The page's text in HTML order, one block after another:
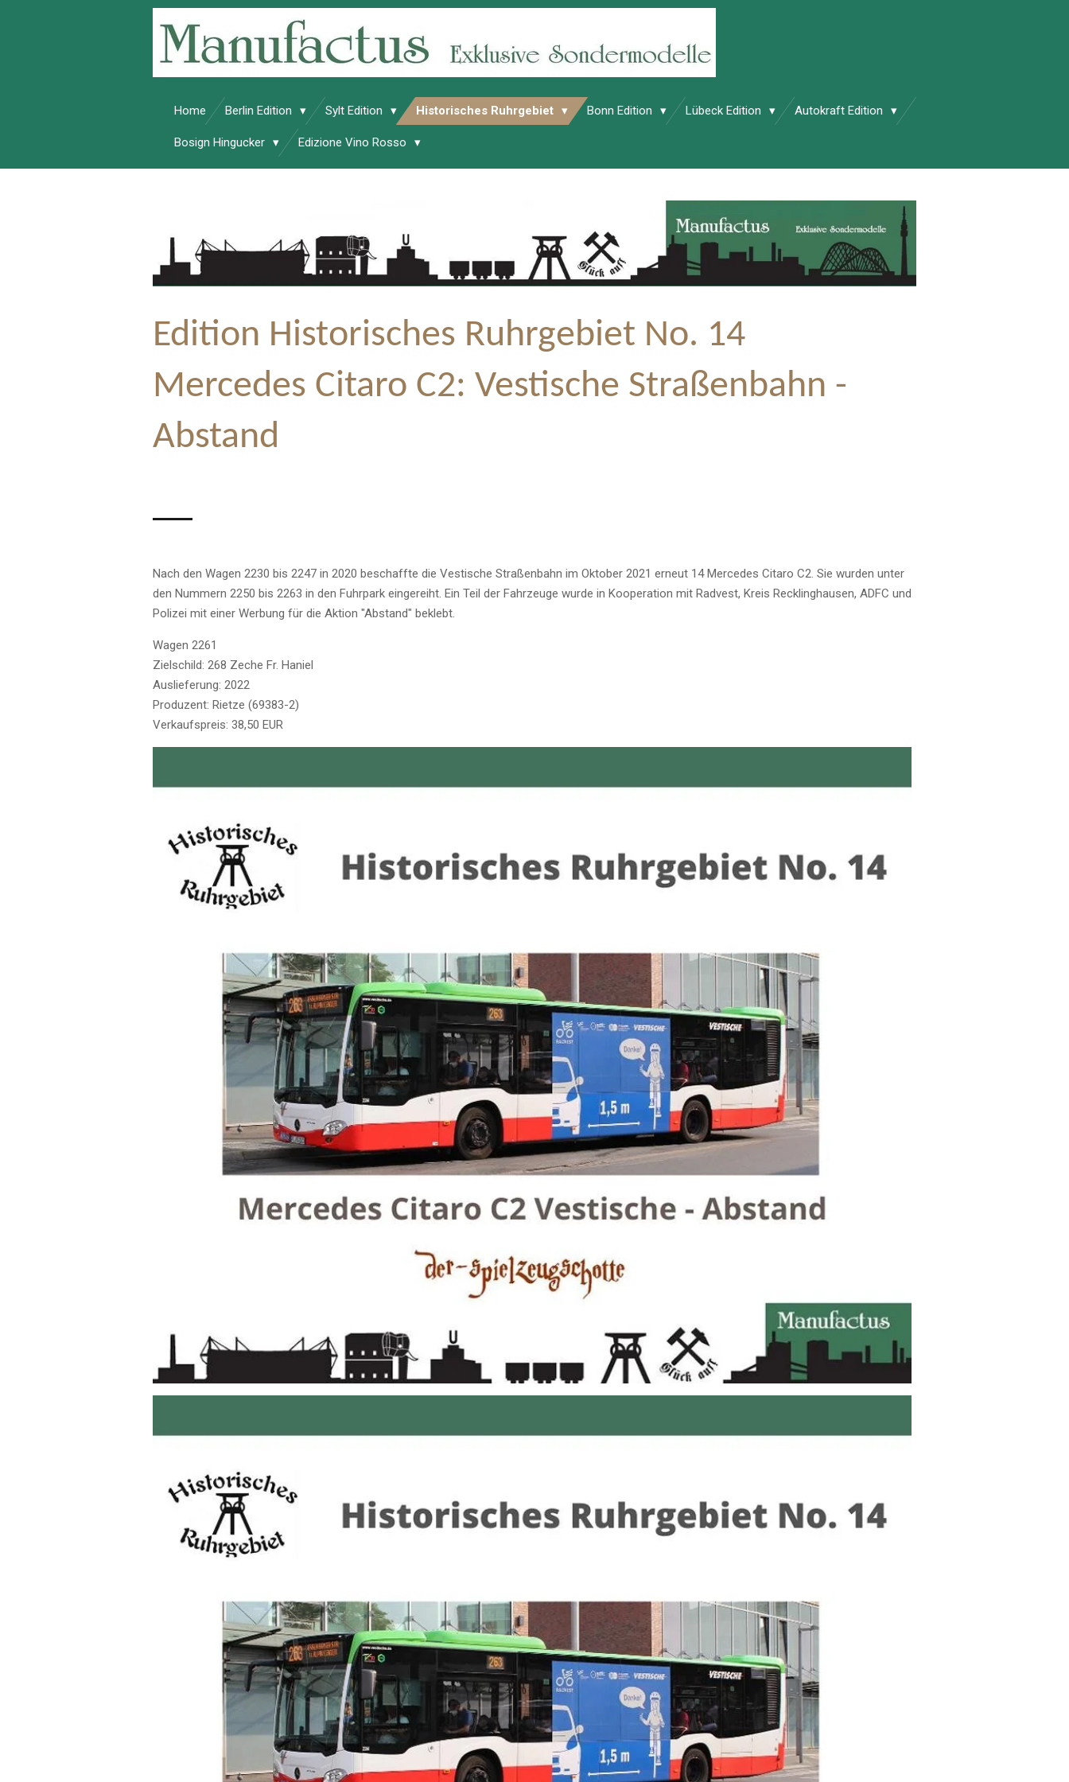
Home Berlin Edition Sylt Edition Historisches Ruhrgebiet Bonn Edition Lübeck Edition Autokraft Edition
Bosign Hingucker Edizione Vino Rosso
Edition Historisches Ruhrgebiet No. 14
Mercedes Citaro C2: Vestische Straßenbahn -
Abstand
Nach den Wagen 2230 bis 2247 in 2020 beschaffte die Vestische Straßenbahn im Oktober 2021 erneut 14 Mercedes Citaro C2. Sie wurden unter
den Nummern 2250 bis 2263 in den Fuhrpark eingereiht. Ein Teil der Fahrzeuge wurde in Kooperation mit Radvest, Kreis Recklinghausen, ADFC und
Polizei mit einer Werbung für die Aktion "Abstand" beklebt.
Wagen 2261
Zielschild: 268 Zeche Fr. Haniel
Auslieferung: 2022
Produzent: Rietze (69383-2)
Verkaufspreis: 38,50 EUR